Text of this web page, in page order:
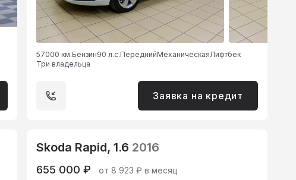
57000 км.Бензин90 л.с.ПереднийМеханическаяЛифтбек
Три владельца
Заявка на кредит
Skoda Rapid, 1.6 2016
655 000 ₽ от 8 923 ₽ в месяц